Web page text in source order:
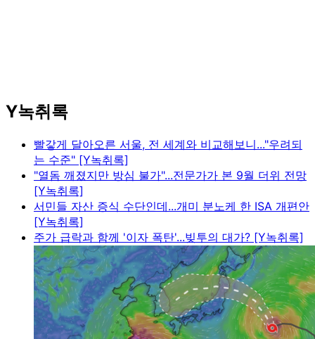
Y녹취록
빨갛게 달아오른 서울, 전 세계와 비교해보니..."우려되
는 수준" [Y녹취록]
"열돔 깨졌지만 방심 불가"...전문가가 본 9월 더위 전망
[Y녹취록]
서민들 자산 증식 수단인데...개미 분노케 한 ISA 개편안
[Y녹취록]
주가 급락과 함께 '이자 폭탄'...빚투의 대가? [Y녹취록]